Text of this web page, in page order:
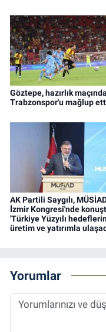
Göztepe, hazırlık maçında
Trabzonspor'u mağlup
AK Partili Saygılı,
İzmir Kongresi'nde
'Türkiye Yüzyılı
üretim ve yatırımla
Yorumlar